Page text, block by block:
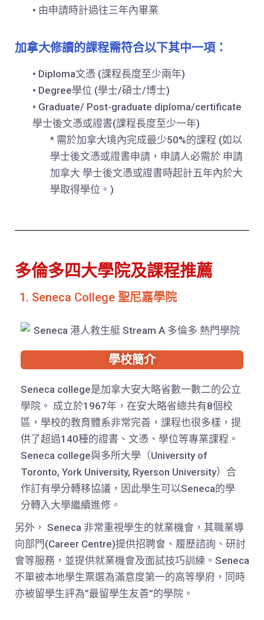
• 由申請時計過往三年內畢業
加拿大修讀的課程需符合以下其中一項：
• Diploma文憑 (課程長度至少兩年)
• Degree學位 (學士/碩士/博士)
• Graduate/ Post-graduate diploma/certificate
學士後文憑或證書(課程長度至少一年)
* 需於加拿大境內完成最少50%的課程 (如以
學士後文憑或證書申請，申請人必需於 申請
加拿大 學士後文憑或證書時起計五年內於大
學取得學位。)
多倫多四大學院及課程推薦
1. Seneca College 聖尼嘉學院
學校簡介
Seneca college是加拿大安大略省數一數二的公立
學院。 成立於1967年，在安大略省總共有8個校
區，學校的教育體系非常完善，課程也很多樣，提
供了超過140種的證書、文憑、學位等專業課程。
Seneca college與多所大學（University of
Toronto, York University, Ryerson University）合
作訂有學分轉移協議，因此學生可以Seneca的學
分轉入大學繼續進修。
另外， Seneca 非常重視學生的就業機會，其職業導
向部門(Career Centre)提供招聘會、履歷諮詢、研討
會等服務，並提供就業機會及面試技巧訓練。Seneca
不單被本地學生票選為滿意度第一的高等學府，同時
亦被留學生評為”最留學生友善”的學院。